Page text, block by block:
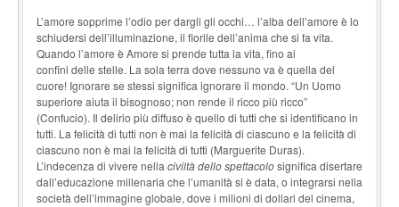
L’amore sopprime l’odio per dargli gli occhi… l’alba dell’amore è lo
schiudersi dell’illuminazione, il fiorile dell’anima che si fa vita.
Quando l’amore è Amore si prende tutta la vita, fino ai
confini delle stelle. La sola terra dove nessuno va è quella del
cuore! Ignorare se stessi significa ignorare il mondo. “Un Uomo
superiore aiuta il bisognoso; non rende il ricco più ricco”
(Confucio). Il delirio più diffuso è quello di tutti che si identificano in
tutti. La felicità di tutti non è mai la felicità di ciascuno e la felicità di
ciascuno non è mai la felicità di tutti (Marguerite Duras).
L’indecenza di vivere nella civiltà dello spettacolosignifica disertare
dall’educazione millenaria che l’umanità si è data, o integrarsi nella
società dell’immagine globale, dove i milioni di dollari del cinema,